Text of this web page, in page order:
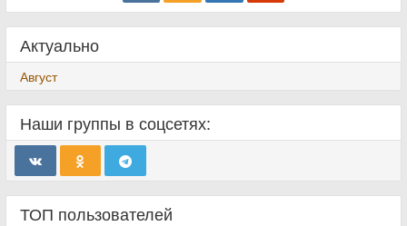
Актуально
Август
Наши группы в соцсетях:
ТОП пользователей